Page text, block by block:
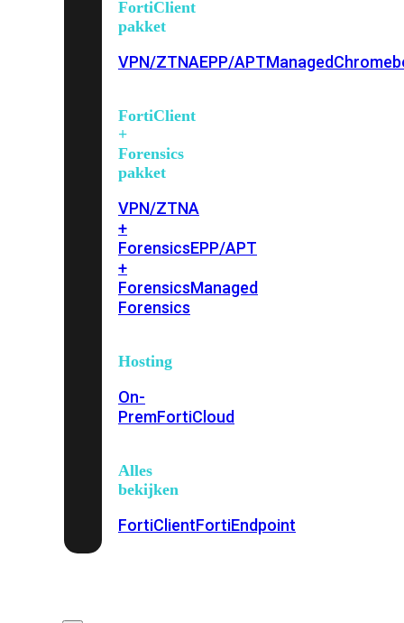
FortiClient
pakket
VPN/ZTNAEPP/APTManaged
FortiClient
+
Forensics
pakket
VPN/ZTNA
+
ForensicsEPP/APT
+
ForensicsManaged
Forensics
Hosting
On-
PremFortiCloud
Alles
bekijken
FortiClientFortiEndpoint